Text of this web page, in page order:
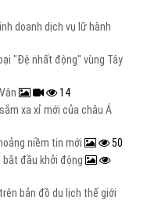
doanh dịch vụ lữ hành
"Đệ nhất động" vùng Tây
14
xa xỉ mới của châu Á
niềm tin mới
50
bắt đầu khởi động
bản đồ du lịch thế giới